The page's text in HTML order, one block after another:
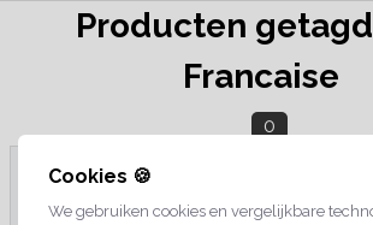
Cookies 🍪
We gebruiken cookies en vergelijkbare
Producten
Francaise
0
Geen producten